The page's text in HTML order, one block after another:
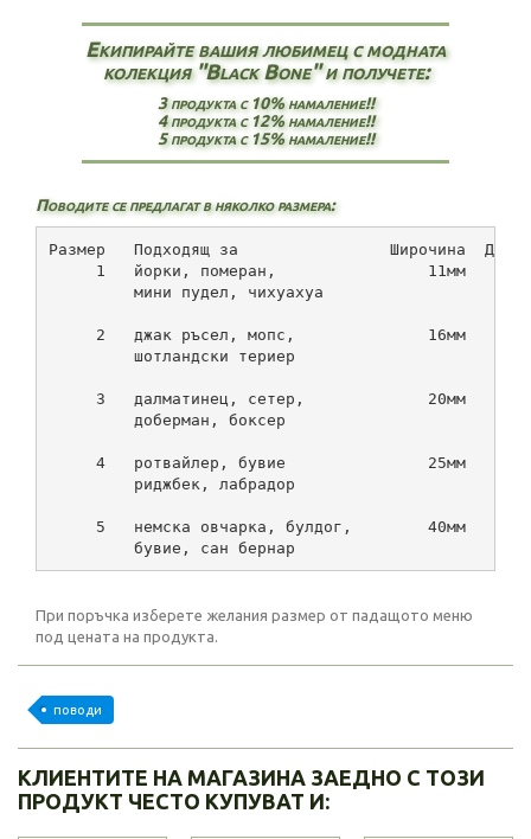
Екипирайте вашия любимец с модната
колекция "Black Bone" и получете:
3 продукта с 10% намаление!!
4 продукта с 12% намаление!!
5 продукта с 15% намаление!!
Поводите се предлагат в няколко размера:
Размер   Подходящ за                Широчина
1   йорки, померан,                11мм
         мини пудел, чихуахуа
2   джак ръсел, мопс,              16мм
         шотландски териер
3   далматинец, сетер,             20мм
         доберман, боксер
4   ротвайлер, бувие               25мм
         риджбек, лабрадор
5   немска овчарка, булдог,        40мм
         бувие, сан бернар
При поръчка изберете желания размер от падащото меню
под цената на продукта.
поводи
КЛИЕНТИТЕ НА МАГАЗИНА ЗАЕДНО С ТОЗИ
ПРОДУКТ ЧЕСТО КУПУВАТ И: